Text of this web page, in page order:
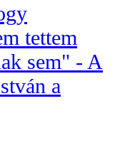
tettem
sem" - A
a